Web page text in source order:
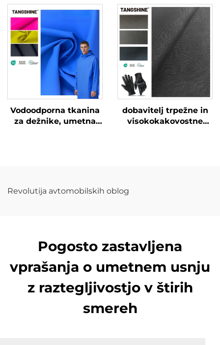
za oblačila in jakne
Vodoodporna tkanina
za dežnike, umetna
dobavitelj trpežne in
visokokakovostne
Revolutija avtomobilskih oblog
Pogosto zastavljena
vprašanja o umetnem usnju
z raztegljivostjo v štirih
smereh